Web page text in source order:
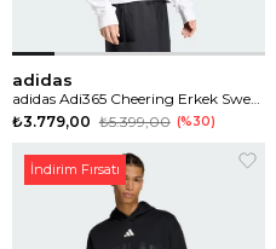
adidas
₺3.779,00 ₺5.399,00 %30
İndirim Fırsatı